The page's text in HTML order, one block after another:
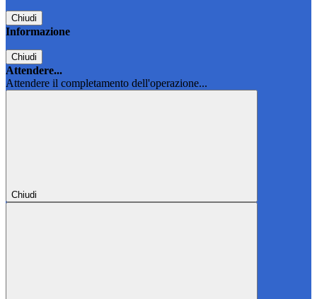
Chiudi
Informazione
Chiudi
Attendere...
Attendere il completamento dell'operazione...
Chiudi